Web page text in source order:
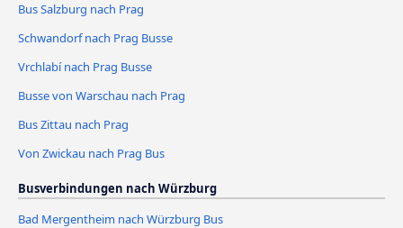
Bus Salzburg nach Prag
Schwandorf nach Prag Busse
Vrchlabí nach Prag Busse
Busse von Warschau nach Prag
Bus Zittau nach Prag
Von Zwickau nach Prag Bus
Busverbindungen nach Würzburg
Bad Mergentheim nach Würzburg Bus